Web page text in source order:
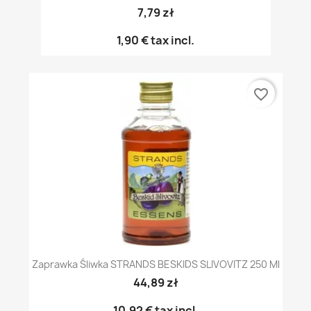
7,79 zł
1,90 €tax incl.
Zaprawka Śliwka STRANDS BESKIDS SLIVOVITZ 250 Ml
44,89 zł
favorite_border